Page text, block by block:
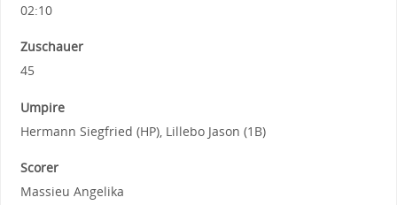
02:10
Zuschauer
45
Umpire
Hermann Siegfried (HP), Lillebo Jason (1B)
Scorer
Massieu Angelika